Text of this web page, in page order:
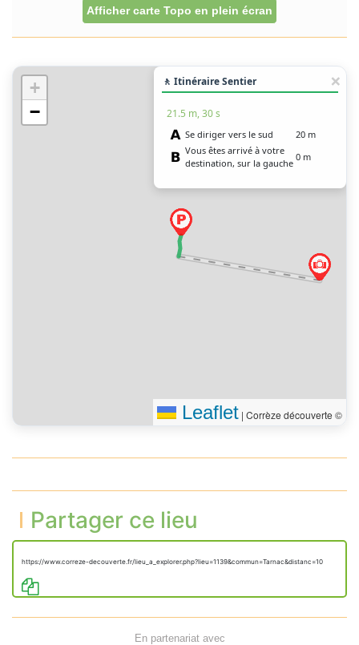
Afficher carte Topo en plein écran
+
−
🚶 Itinéraire Sentier
21.5 m, 30 s
Se diriger vers le sud
20 m
Vous êtes arrivé à votre
destination, sur la gauche
0 m
Leaflet | Corrèze découverte ©
Partager ce lieu
https://www.correze-decouverte.fr/lieu_a_explorer.php?lieu=1139&commun=Tarnac&distanc=10
En partenariat avec